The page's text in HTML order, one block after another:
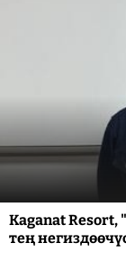
Kaganat
тең